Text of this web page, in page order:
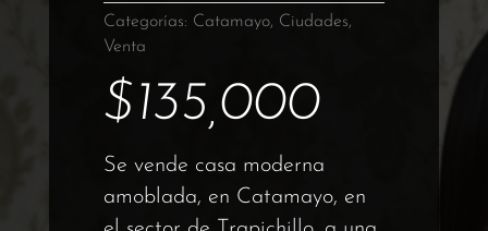
Categorías: Catamayo, Ciudades,
Venta
$135,000
Se vende casa moderna
amoblada, en Catamayo, en